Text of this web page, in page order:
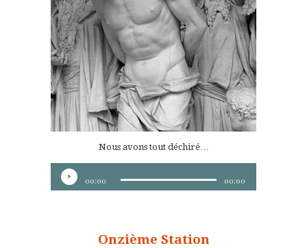
Nous avons tout déchiré…
Lecteur
audio
00:00 00:00
Onzième Station